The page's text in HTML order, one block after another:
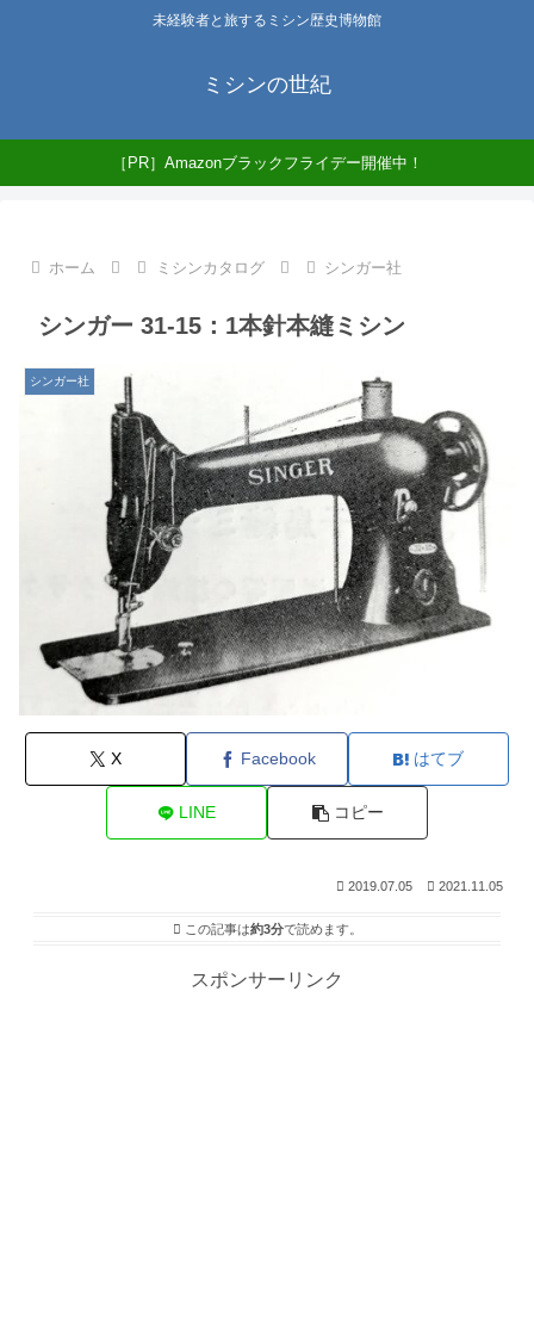
未経験者と旅するミシン歴史博物館
ミシンの世紀
［PR］Amazonブラックフライデー開催中！
ホーム ミシンカタログ シンガー社
シンガー 31-15：1本針本縫ミシン
シンガー社
X Facebook はてブ
LINE コピー
2019.07.05 2021.11.05
この記事は約3分で読めます。
スポンサーリンク